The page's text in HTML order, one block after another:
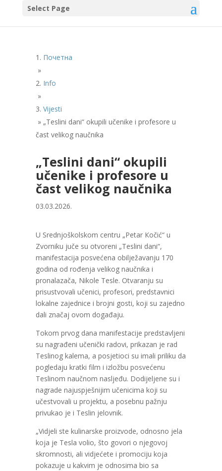
Select Page
Почетна
»
Info
»
Vijesti
» „Teslini dani“ okupili učenike i profesore u
čast velikog naučnika
„Teslini dani“ okupili
učenike i profesore u
čast velikog naučnika
03.03.2026.
U Srednjoškolskom centru „Petar Кočić“ u
Zvorniku juče su otvoreni „Teslini dani“,
manifestacija posvećena obilježavanju 170
godina od rođenja velikog naučnika i
pronalazača, Nikole Tesle. Otvaranju su
prisustvovali učenici, profesori, predstavnici
lokalne zajednice i brojni gosti, koji su zajedno
dali značaj ovom događaju.
Tokom prvog dana manifestacije predstavljeni
su nagrađeni učenički radovi, prikazan je rad
Teslinog kalema, a posjetioci su imali priliku da
pogledaju kratki film i izložbu posvećenu
Teslinom naučnom nasljeđu. Dodijeljene su i
nagrade najuspješnijim učenicima koji su
učestvovali u projektu, a posebnu pažnju
privukao je i Teslin jelovnik.
„Vidjeli ste kulinarske proizvode, odnosno jela
koja je Tesla volio, što govori o njegovoj
skromnosti, ali vidjećete i promociju koja
pokazuje u kakvim je odnosima bio sa